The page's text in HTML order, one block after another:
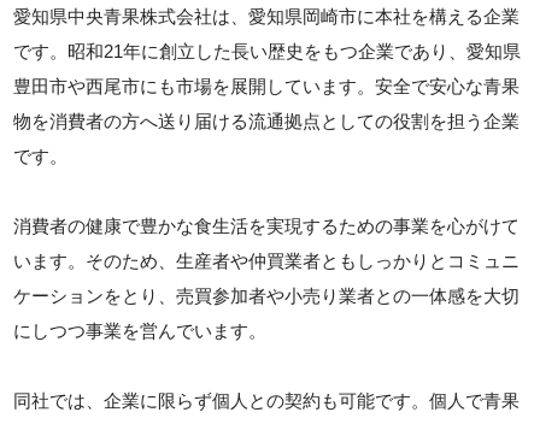
愛知県中央青果株式会社は、愛知県岡崎市に本社を構える企業
です。昭和21年に創立した長い歴史をもつ企業であり、愛知県
豊田市や西尾市にも市場を展開しています。安全で安心な青果
物を消費者の方へ送り届ける流通拠点としての役割を担う企業
です。
消費者の健康で豊かな食生活を実現するための事業を心がけて
います。そのため、生産者や仲買業者ともしっかりとコミュニ
ケーションをとり、売買参加者や小売り業者との一体感を大切
にしつつ事業を営んでいます。
同社では、企業に限らず個人との契約も可能です。個人で青果